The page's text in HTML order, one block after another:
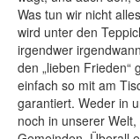
Was tun wir nicht
wird unter den
irgendwer
den „lieben Frieden“
einfach so mit am
garantiert. Weder in
noch in unserer